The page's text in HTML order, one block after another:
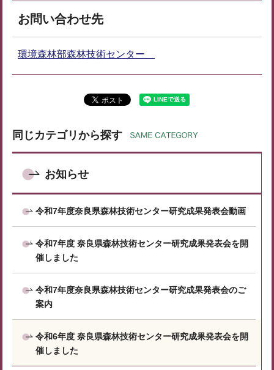
お問い合わせ先
環境森林部森林技術センター
同じカテゴリから探す
お知らせ
令和7年度奈良県森林技術センター研究成果発表会動画
令和7年度 奈良県森林技術センター研究成果発表会を開
催しました
令和7年度奈良県森林技術センター研究成果発表会のご
案内
令和6年度 奈良県森林技術センター研究成果発表会を開
催しました